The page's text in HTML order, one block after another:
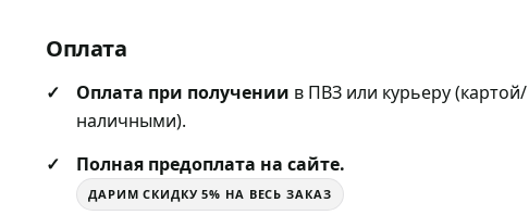
Оплата
Оплата при получении в ПВЗ или курьеру (картой/
наличными).
Полная предоплата на сайте.
ДАРИМ СКИДКУ 5% НА ВЕСЬ ЗАКАЗ